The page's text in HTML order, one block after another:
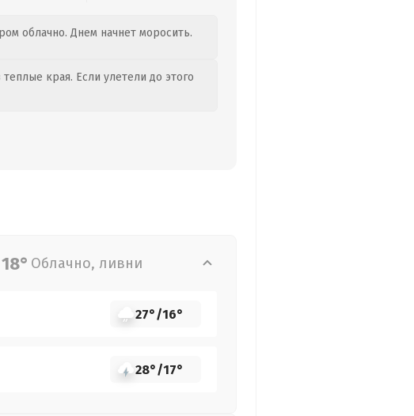
облачно. Днем начнет моросить.
края. Если улетели до этого
18° Облачно, ливни
27°/16°
28°/17°